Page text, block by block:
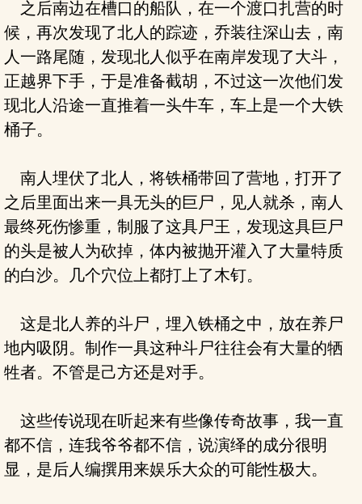
之后南边在槽口的船队，在一个渡口扎营的时
候，再次发现了北人的踪迹，乔装往深山去，南
人一路尾随，发现北人似乎在南岸发现了大斗，
正越界下手，于是准备截胡，不过这一次他们发
现北人沿途一直推着一头牛车，车上是一个大铁
桶子。
南人埋伏了北人，将铁桶带回了营地，打开了
之后里面出来一具无头的巨尸，见人就杀，南人
最终死伤惨重，制服了这具尸王，发现这具巨尸
的头是被人为砍掉，体内被抛开灌入了大量特质
的白沙。几个穴位上都打上了木钉。
这是北人养的斗尸，埋入铁桶之中，放在养尸
地内吸阴。制作一具这种斗尸往往会有大量的牺
牲者。不管是己方还是对手。
这些传说现在听起来有些像传奇故事，我一直
都不信，连我爷爷都不信，说演绎的成分很明
显，是后人编撰用来娱乐大众的可能性极大。